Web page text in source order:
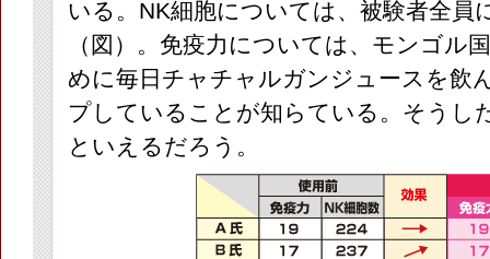
いる。NK細胞については、被験者全員
（図）。免疫力については、モンゴル
めに毎日チャチャルガンジュースを飲
プしていることが知らている。そうし
といえるだろう。